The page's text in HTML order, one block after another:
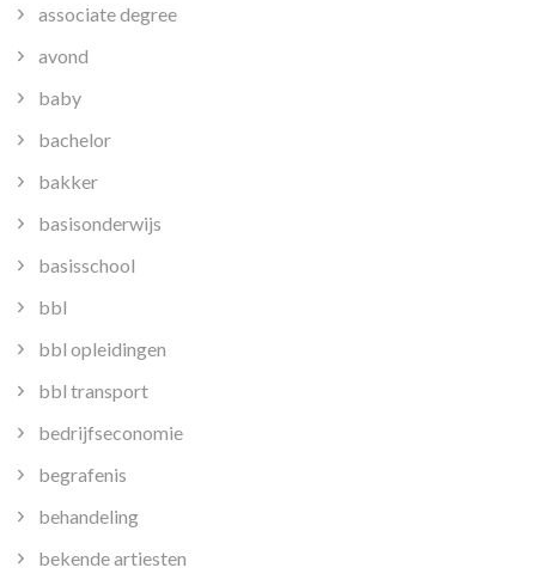
associate degree
avond
baby
bachelor
bakker
basisonderwijs
basisschool
bbl
bbl opleidingen
bbl transport
bedrijfseconomie
begrafenis
behandeling
bekende artiesten